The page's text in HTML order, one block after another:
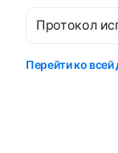
Протокол
Перейти ко